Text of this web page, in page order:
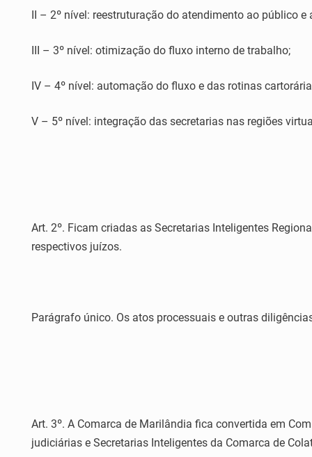
II – 2º nível: reestruturação do atendimento ao público
III – 3º nível: otimização do fluxo interno de trabalho;
IV – 4º nível: automação do fluxo e das rotinas
V – 5º nível: integração das secretarias nas regiões
Art. 2º. Ficam criadas as Secretarias Inteligentes
respectivos juízos.
Parágrafo único. Os atos processuais e outras
Art. 3º. A Comarca de Marilândia fica convertida em
judiciárias e Secretarias Inteligentes da Comarca de